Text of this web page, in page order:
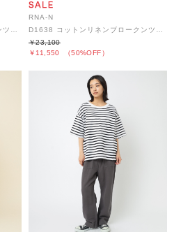
RNA-N
￥11,550 （50%OFF）
￥23,100